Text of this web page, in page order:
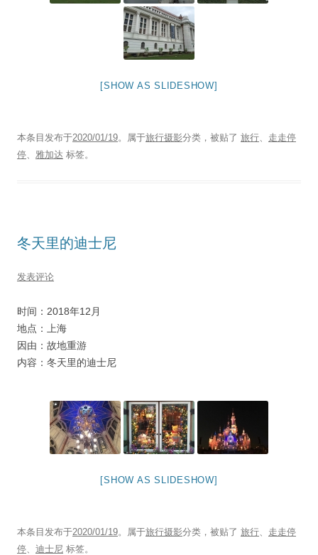
[SHOW AS SLIDESHOW]
本条目发布于2020/01/19。属于旅行摄影分类，被贴了 旅行、 走走停
停、 雅加达 标签。
冬天里的迪士尼
发表评论
时间：2018年12月
地点：上海
因由：故地重游
内容：冬天里的迪士尼
[SHOW AS SLIDESHOW]
本条目发布于2020/01/19。属于旅行摄影分类，被贴了 旅行、 走走停
停、 迪士尼 标签。